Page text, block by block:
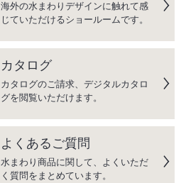
海外の水まわりデザインに触れて感
じていただけるショールームです。
カタログ
カタログのご請求、デジタルカタロ
グを閲覧いただけます。
よくあるご質問
水まわり商品に関して、よくいただ
く質問をまとめています。